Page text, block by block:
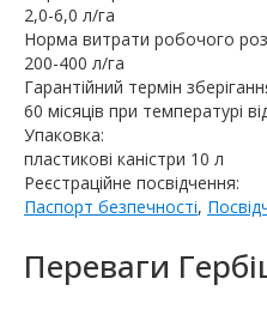
2,0-6,0 л/га
Норма витрати робочого
200-400 л/га
Гарантійний термін
60 місяців при температурі
Упаковка:
пластикові каністри 10 л
Реєстраційне посвідчення:
Паспорт безпечності,
Переваги